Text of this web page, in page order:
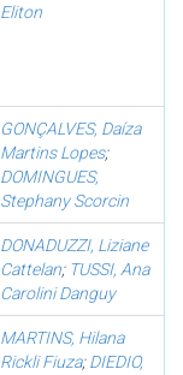
Eliton
GONÇALVES, Daíza
Martins Lopes;
DOMINGUES,
Stephany Scorcin
DONADUZZI, Liziane
Cattelan; TUSSI, Ana
Carolini Danguy
MARTINS, Hilana
Rickli Fiuza;DIEDIO,